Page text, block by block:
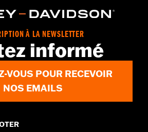
À LA NEWSLETTER
informé
VOUS POUR RECEVOIR
NOS EMAILS